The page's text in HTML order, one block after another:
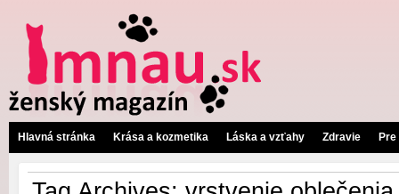
Hlavná stránka Krása a kozmetika Láska a vzťahy Zdravie